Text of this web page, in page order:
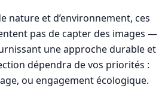
nature et d’environnement, ces
pas de capter des images —
une approche durable et
dépendra de vos priorités :
ou engagement écologique.